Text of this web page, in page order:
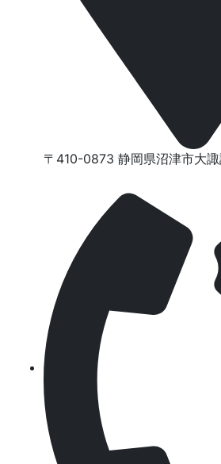
〒410-0873 静岡県沼津市⼤